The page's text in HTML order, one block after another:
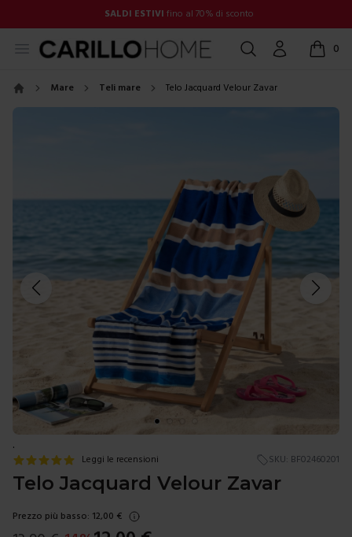
SALDI ESTIVI fino al 70% di sconto
Open menu Cerca Account 0
items
Mare Teli mare Telo Jacquard Velour Zavar
.
Leggi le recensioni SKU: BF02460201
Telo Jacquard Velour Zavar
Prezzo più basso: 12,00 €